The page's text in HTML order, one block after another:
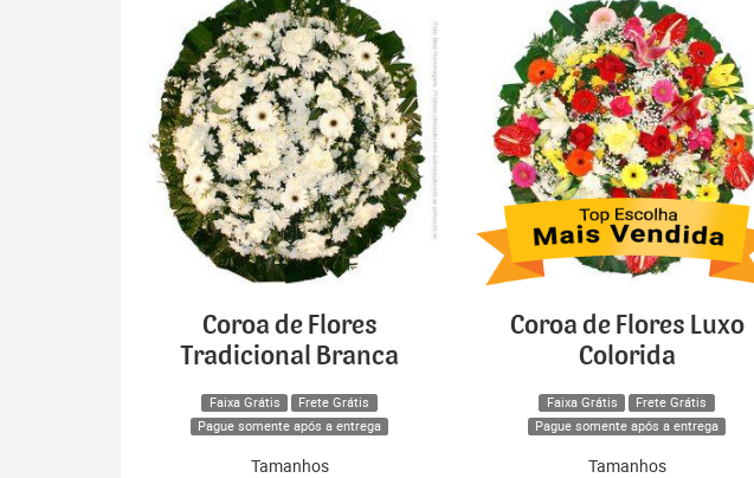
Coroa de Flores
Tradicional Branca
Faixa Grátis
Frete Grátis
Pague somente após a entrega
Tamanhos
Coroa de Flores Luxo
Colorida
Faixa Grátis
Frete Grátis
Pague somente após a entrega
Tamanhos